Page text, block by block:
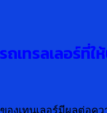
ถเทรลเลอร์ที่ใ
องเทนเลอร์มีผลต่อค